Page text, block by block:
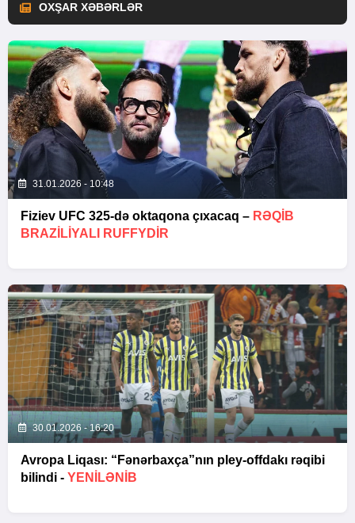
OXŞAR XƏBƏRLƏR
31.01.2026 - 10:48
Fiziev UFC 325-də oktaqona çıxacaq – RƏQIB
BRAZILIYALI RUFFYDIR
30.01.2026 - 16:20
Avropa Liqası: “Fənərbaxça”nın pley-offdakı rəqibi
bilindi - YENİLƏNİB